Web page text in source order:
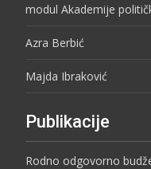
modul Akademije
Azra Berbić
Majda Ibraković
Publikacije
Rodno odgovorno